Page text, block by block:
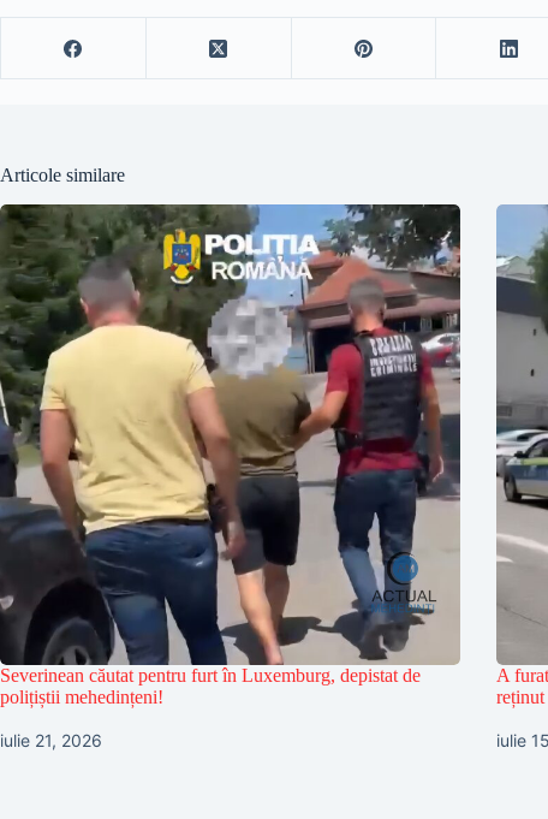
Articole similare
Severinean căutat pentru furt în Luxemburg, depistat de
polițiștii mehedințeni!
iulie 21, 2026
A
iulie